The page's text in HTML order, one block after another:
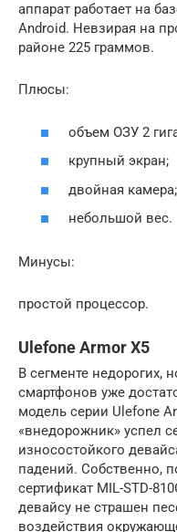
аппарат работает на
Android. Невзирая на
районе 225 граммов.
Плюсы:
объем ОЗУ 2
крупный экран;
двойная камера;
небольшой вес.
Минусы:
простой процессор.
Ulefone Armor X5
В сегменте недорогих,
смартфонов уже
модель серии Ulefone
«внедорожник» успел
износостойкого
падений. Собственно,
сертификат MIL-STD-
девайсу не страшен
воздействия